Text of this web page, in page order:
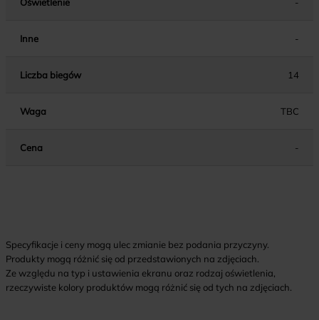
Inne -
Liczba biegów 14
Waga TBC
Cena -
Specyfikacje i ceny mogą ulec zmianie bez podania przyczyny.
Produkty mogą różnić się od przedstawionych na zdjęciach.
Ze względu na typ i ustawienia ekranu oraz rodzaj oświetlenia,
rzeczywiste kolory produktów mogą różnić się od tych na zdjęciach.